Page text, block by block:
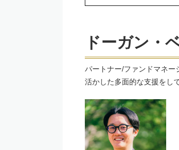
ドーガン・
パートナー/ファンドマネー
活かした多面的な支援をし